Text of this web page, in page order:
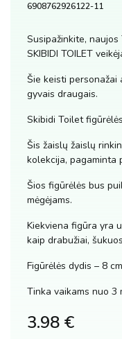
6908762926122-11
Susipažinkite, naujos
SKIBIDI TOILET
Šie keisti personažai
gyvais draugais.
Skibidi Toilet
Šis žaislų žaislų
kolekcija, pagaminta
Šios figūrėlės bus
mėgėjams.
Kiekviena figūra yra
kaip drabužiai,
Figūrėlės dydis – 8
Tinka vaikams nuo 3
3.98 €